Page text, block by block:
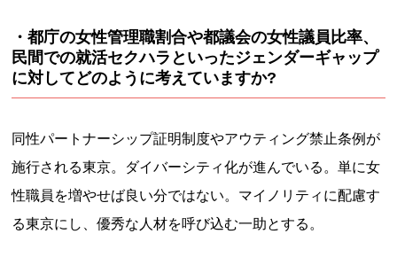
・都庁の女性管理職割合や都議会の女性議員比率、
民間での就活セクハラといったジェンダーギャップ
に対してどのように考えていますか?
同性パートナーシップ証明制度やアウティング禁止条例が
施行される東京。ダイバーシティ化が進んでいる。単に女
性職員を増やせば良い分ではない。マイノリティに配慮す
る東京にし、優秀な人材を呼び込む一助とする。